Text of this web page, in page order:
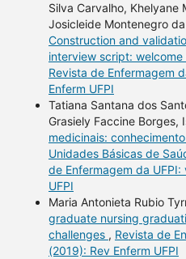
Silva Carvalho, Khelyane
Josicleide Montenegro
Construction and
interview script:
Revista de Enfermagem
Enferm UFPI
Tatiana Santana dos
Grasiely Faccine Borges,
medicinais:
Unidades Básicas de
de Enfermagem da
UFPI
Maria Antonieta Rubio
graduate nursing
challenges , Revista de
(2019): Rev Enferm UFPI